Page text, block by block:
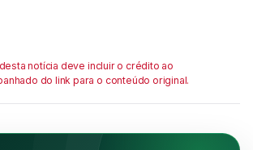
notícia deve incluir o crédito ao
do link para o conteúdo original.